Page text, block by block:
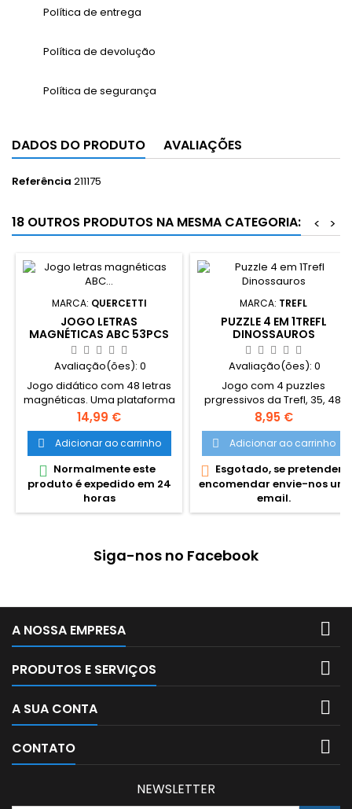
Política de entrega
Política de devolução
Política de segurança
DADOS DO PRODUTO AVALIAÇÕES
Referência 211175
18 OUTROS PRODUTOS NA MESMA CATEGORIA: >
<
MARCA: QUERCETTI
JOGO LETRAS
MAGNÉTICAS ABC 53PCS
QUERCETTI
Avaliação(ões): 0
Jogo didático com 48 letras
magnéticas. Uma plataforma
dupla magnética que
possibilita o jogo da junção
das letras, estimula a a
aprendizagem dos nomes
das coisa, das cores e
formas. Ao jogar desenvolve
capacidades motoras e de
associação pratica com vista
essenciais, base de todo o
pensamento. Recomendado
Preço
14,99 €
 Adicionar ao carrinho
 Normalmente este
produto é expedido em 24
horas
MARCA: TREFL
PUZZLE 4 EM 1TREFL
DINOSSAUROS
Avaliação(ões): 0
Jogo com 4 puzzles
prgressivos da Trefl, 35, 48,
54 e 70 peças.
Recomendado para idades
superiores a 4 anos
Preço
8,95 €
 Adicionar ao carrinho
 Esgotado, se pretender
encomendar envie-nos um
email.
Siga-nos no Facebook
A NOSSA EMPRESA 
PRODUTOS E SERVIÇOS 
A SUA CONTA 
CONTATO 
NEWSLETTER